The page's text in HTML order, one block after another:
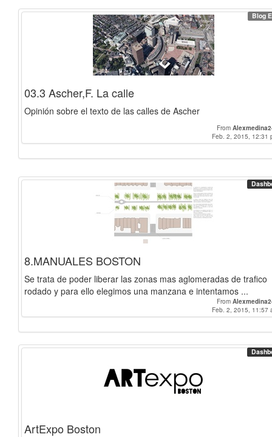
Blog
03.3 Ascher,F. La calle
Opinión sobre el texto de las calles de Ascher
From
Feb. 2, 2015, 12:31
8.MANUALES BOSTON
Se trata de poder liberar las zonas mas aglomeradas de trafico
rodado y para ello elegimos una manzana e intentamos ...
From
Feb. 2, 2015, 11:57
ArtExpo Boston